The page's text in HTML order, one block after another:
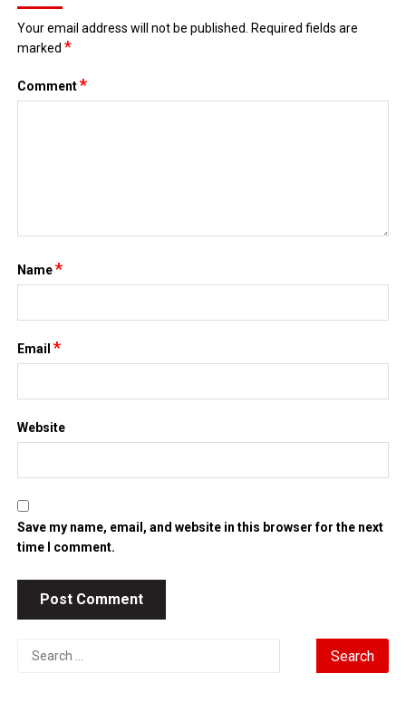
Your email address will not be published. Required fields are
marked*
Comment*
Name*
Email*
Website
Save my name, email, and website in this browser for the next
time I comment.
Search